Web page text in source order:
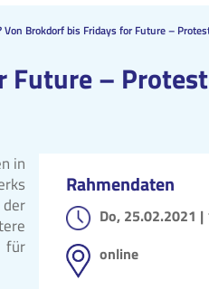
Von Brokdorf bis Fridays for Future –
Future –
in
für
Rahmendaten
Do, 25.02.2021 |
online